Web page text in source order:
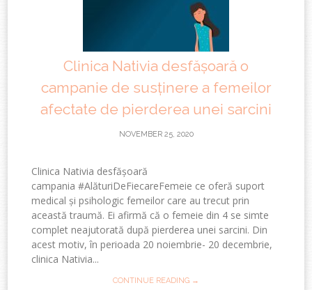
Clinica Nativia desfășoară o
campanie de susținere a femeilor
afectate de pierderea unei sarcini
NOVEMBER 25, 2020
Clinica Nativia desfășoară
campania #AlăturiDeFiecareFemeie ce oferă suport
medical și psihologic femeilor care au trecut prin
această traumă. Ei afirmă că o femeie din 4 se simte
complet neajutorată după pierderea unei sarcini. Din
acest motiv, în perioada 20 noiembrie- 20 decembrie,
clinica Nativia...
CONTINUE READING →